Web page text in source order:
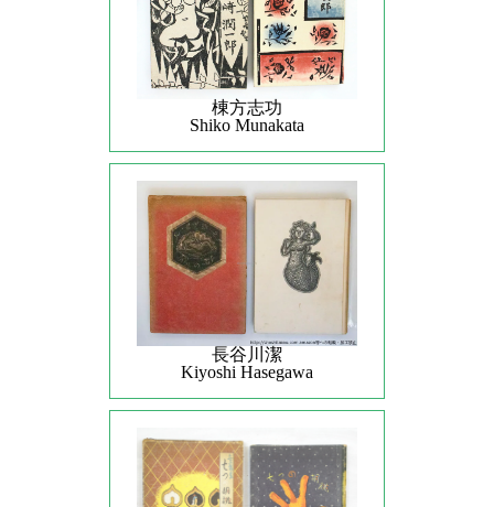
棟方志功
Shiko Munakata
長谷川潔
Kiyoshi Hasegawa